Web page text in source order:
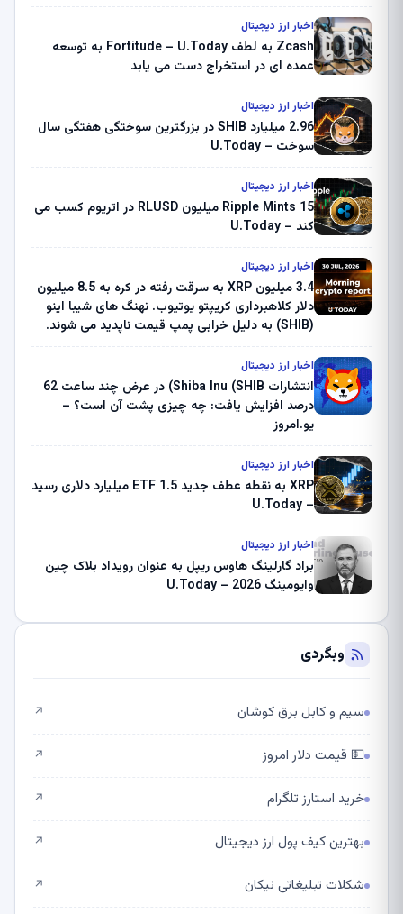
اخبار ارز دیجیتال
Zcash به لطف Fortitude – U.Today به توسعه
عمده ای در استخراج دست می یابد
اخبار ارز دیجیتال
2.96 میلیارد SHIB در بزرگترین سوختگی هفتگی سال
سوخت – U.Today
اخبار ارز دیجیتال
Ripple Mints 15 میلیون RLUSD در اتریوم کسب می
کند – U.Today
اخبار ارز دیجیتال
3.4 میلیون XRP به سرقت رفته در کره به 8.5 میلیون
دلار کلاهبرداری کریپتو یوتیوب. نهنگ های شیبا اینو
(SHIB) به دلیل خرابی پمپ قیمت ناپدید می شوند.
ثبت کرد – گزارش کریپتو صبح – U.Today
اخبار ارز دیجیتال
انتشارات Shiba Inu (SHIB) در عرض چند ساعت 62
درصد افزایش یافت: چه چیزی پشت آن است؟ –
یو.امروز
اخبار ارز دیجیتال
XRP به نقطه عطف جدید ETF 1.5 میلیارد دلاری رسید
– U.Today
اخبار ارز دیجیتال
براد گارلینگ هاوس ریپل به عنوان رویداد بلاک چین
وایومینگ 2026 – U.Today
وبگردی
سیم و کابل برق کوشان ↗
💵 قیمت دلار امروز ↗
خرید استارز تلگرام ↗
بهترین کیف پول ارز دیجیتال ↗
شکلات تبلیغاتی نیکان ↗